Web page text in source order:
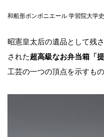
和船形ボンボニエール 学習院大学
昭憲皇太后の遺品として残
された超高級なお弁当箱「提
工芸の一つの頂点を示すも